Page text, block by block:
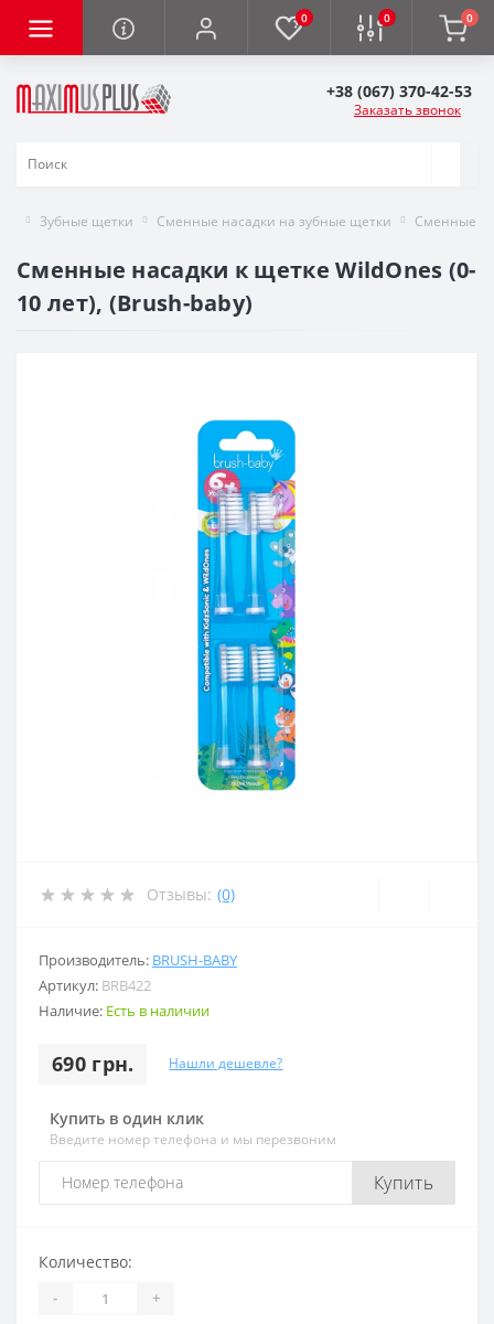
0 0 0
+38 (067) 370-42-53
Заказать звонок
Зубные щетки Сменные насадки на зубные щетки Сменные
Сменные насадки к щетке WildOnes (0-
10 лет), (Brush-baby)
Отзывы: (0)
Производитель: BRUSH-BABY
Артикул: BRB422
Наличие: Есть в наличии
690 грн. Нашли дешевле?
Купить в один клик
Введите номер телефона и мы перезвоним
Купить
Количество:
- +